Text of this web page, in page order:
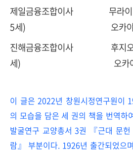
제일금융조합이사 무라이
5세) 오카야마현(
진해금융조합이사 후지오
세) 오카야마현(
이 글은 2022년 창원시정연구원이
의 모습을 담은 세 권의 책을 번역하
발굴연구 교양총서 3권 『근대 문
람 』 부분이다. 1926년 출간되었으